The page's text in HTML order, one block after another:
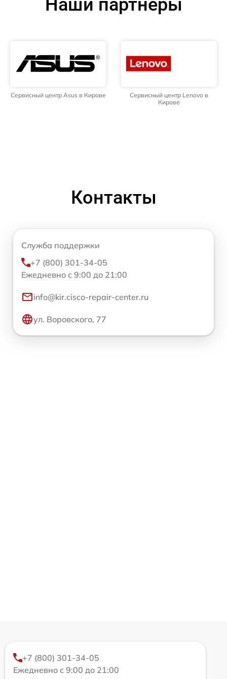
Наши партнёры
Сервисный центр Asus в Кирове
Сервисный центр Lenovo в
Кирове
Контакты
Служба поддержки
+7 (800) 301-34-05
Ежедневно с 9:00 до 21:00
info@kir.cisco-repair-center.ru
ул. Воровского, 77
+7 (800) 301-34-05
Ежедневно с 9:00 до 21:00